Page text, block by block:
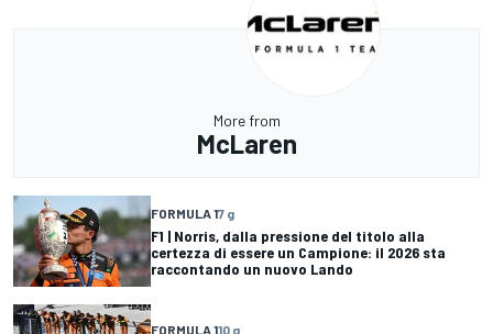
More from
McLaren
FORMULA 17 g
F1 | Norris, dalla pressione del titolo alla
certezza di essere un Campione: il 2026 sta
raccontando un nuovo Lando
FORMULA 110 g